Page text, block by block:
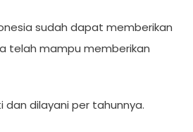
sudah dapat memberikan
telah mampu memberikan
dan dilayani per tahunnya.